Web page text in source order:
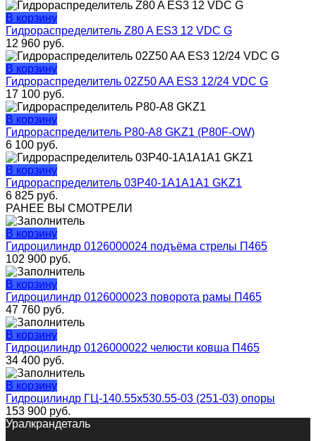
В корзину
Гидрораспределитель Z80 A ES3 12 VDC G
12 960 руб.
В корзину
Гидрораспределитель 02Z50 AA ES3 12/24 VDC G
17 100 руб.
В корзину
Гидрораспределитель Р80-А8 GKZ1 (P80F-OW)
6 100 руб.
В корзину
Гидрораспределитель 03P40-1A1A1A1 GKZ1
6 825 руб.
РАНЕЕ ВЫ СМОТРЕЛИ
В корзину
Гидроцилиндр 0126000024 подъёма стрелы П465
102 900 руб.
В корзину
Гидроцилиндр 0126000023 поворота рамы П465
47 760 руб.
В корзину
Гидроцилиндр 0126000022 челюсти ковша П465
34 400 руб.
В корзину
Гидроцилиндр ГЦ-140.55х530.55-03 (251-03) опоры
153 900 руб.
Уралкрандеталь